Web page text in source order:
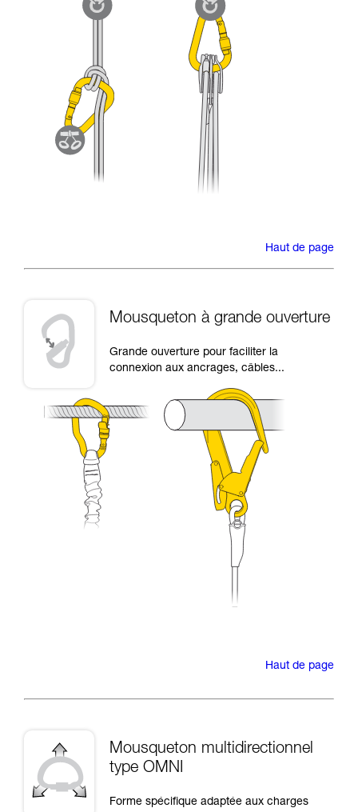
Haut de page
Mousqueton à grande ouverture
Grande ouverture pour faciliter la
connexion aux ancrages, câbles...
Haut de page
Mousqueton multidirectionnel
type OMNI
Forme spécifique adaptée aux charges